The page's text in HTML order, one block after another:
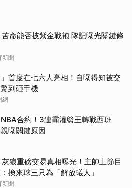
命能否披紫金戰袍 隊記曝光關鍵條
新聞
」首度在七六人亮相！自曝得知被交
到砸手機
網
合約！3連霸灌籃王轉戰西班
曝關鍵原因
狼重磅交易真相曝光！主帥上節目
換來球三只為「解放蟻人」
新聞